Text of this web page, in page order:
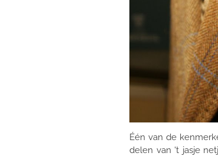
Één van de
delen van 't jasje